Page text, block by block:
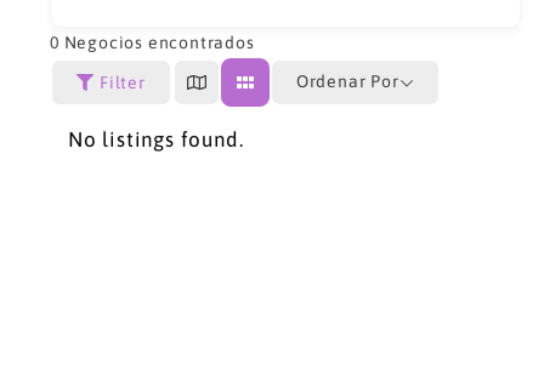
0 Negocios encontrados
Filter Ordenar Por
No listings found.